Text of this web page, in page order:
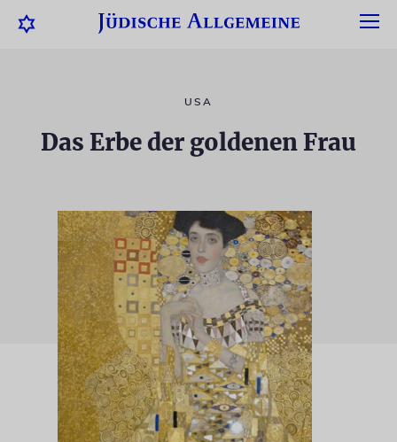
USA
Das Erbe der goldenen Frau